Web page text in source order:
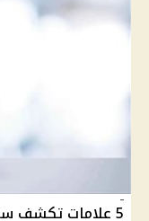
5 علامات تكشف